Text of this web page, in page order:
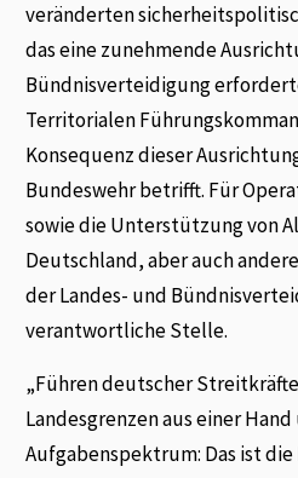
veränderten
das eine zunehmende
Bündnisverteidigung
Territorialen
Konsequenz dieser
Bundeswehr betrifft. Für
sowie die Unterstützung von
Deutschland, aber auch
der Landes- und
verantwortliche Stelle.
„Führen deutscher
Landesgrenzen aus einer
Aufgabenspektrum: Das ist die